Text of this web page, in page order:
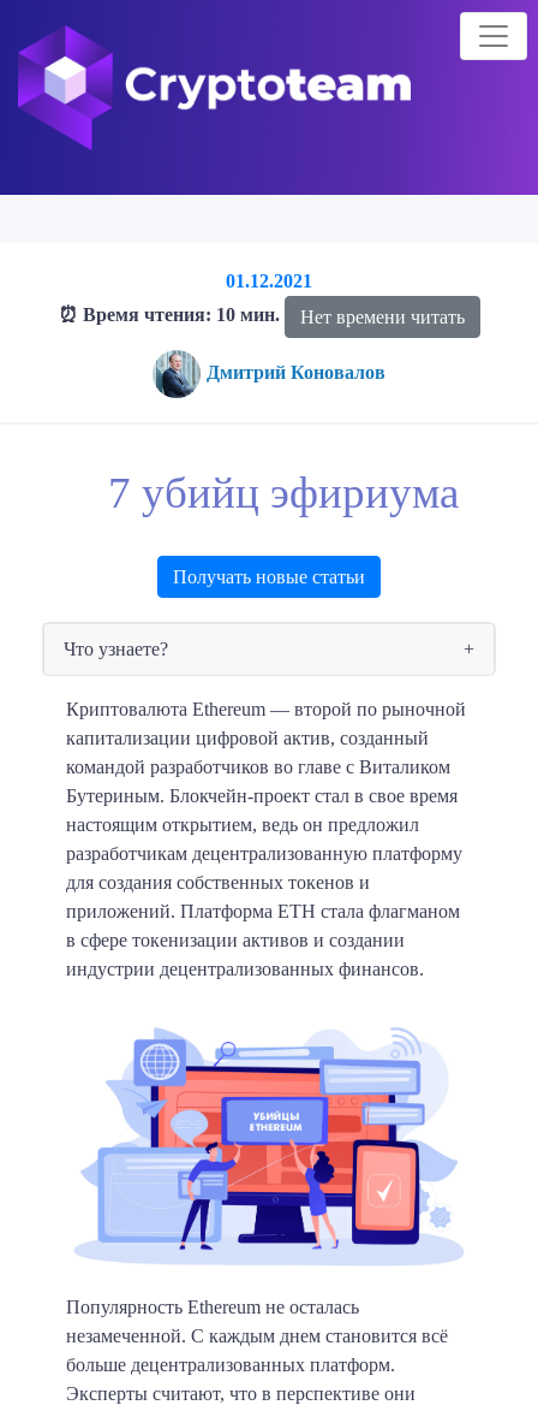
01.12.2021
⏰ Время чтения: 10 мин.
Нет времени читать
Дмитрий Коновалов
7 убийц эфириума
Получать новые статьи
Что узнаете?
Криптовалюта Ethereum — второй по рыночной
капитализации цифровой актив, созданный
командой разработчиков во главе с Виталиком
Бутериным. Блокчейн-проект стал в свое время
настоящим открытием, ведь он предложил
разработчикам децентрализованную платформу
для создания собственных токенов и
приложений. Платформа ETH стала флагманом
в сфере токенизации активов и создании
индустрии децентрализованных финансов.
Популярность Ethereum не осталась
незамеченной. С каждым днем становится всё
больше децентрализованных платформ.
Эксперты считают, что в перспективе они